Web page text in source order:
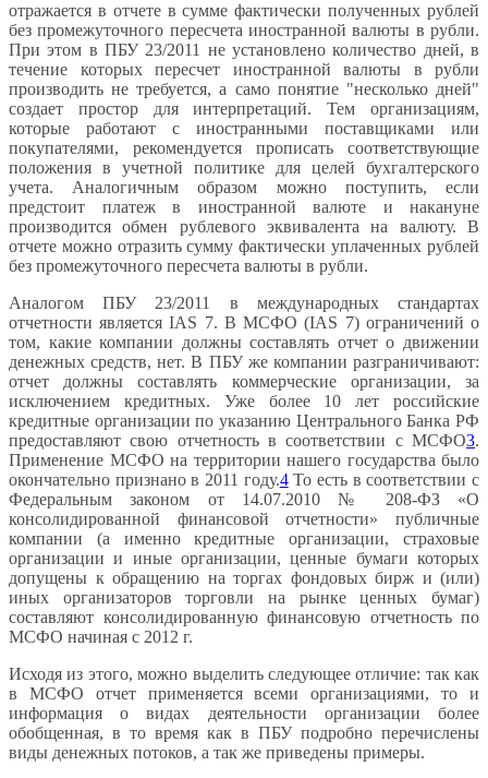
отражается в отчете в сумме фактически полученных рублей
без промежуточного пересчета иностранной валюты в рубли.
При этом в ПБУ 23/2011 не установлено количество дней, в
течение которых пересчет иностранной валюты в рубли
производить не требуется, а само понятие "несколько дней"
создает простор для интерпретаций. Тем организациям,
которые работают с иностранными поставщиками или
покупателями, рекомендуется прописать соответствующие
положения в учетной политике для целей бухгалтерского
учета. Аналогичным образом можно поступить, если
предстоит платеж в иностранной валюте и накануне
производится обмен рублевого эквивалента на валюту. В
отчете можно отразить сумму фактически уплаченных рублей
без промежуточного пересчета валюты в рубли.
Аналогом ПБУ 23/2011 в международных стандартах
отчетности является IAS 7. В МСФО (IAS 7) ограничений о
том, какие компании должны составлять отчет о движении
денежных средств, нет. В ПБУ же компании разграничивают:
отчет должны составлять коммерческие организации, за
исключением кредитных. Уже более 10 лет российские
кредитные организации по указанию Центрального Банка РФ
предоставляют свою отчетность в соответствии с МСФО3.
Применение МСФО на территории нашего государства было
окончательно признано в 2011 году.4То есть в соответствии с
Федеральным законом от 14.07.2010 № 208-ФЗ «О
консолидированной финансовой отчетности» публичные
компании (а именно кредитные организации, страховые
организации и иные организации, ценные бумаги которых
допущены к обращению на торгах фондовых бирж и (или)
иных организаторов торговли на рынке ценных бумаг)
составляют консолидированную финансовую отчетность по
МСФО начиная с 2012 г.
Исходя из этого, можно выделить следующее отличие: так как
в МСФО отчет применяется всеми организациями, то и
информация о видах деятельности организации более
обобщенная, в то время как в ПБУ подробно перечислены
виды денежных потоков, а так же приведены примеры.